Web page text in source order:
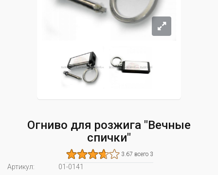
Огниво для розжига "Вечные
спички"
3.67 всего 3
Артикул:
01-0141